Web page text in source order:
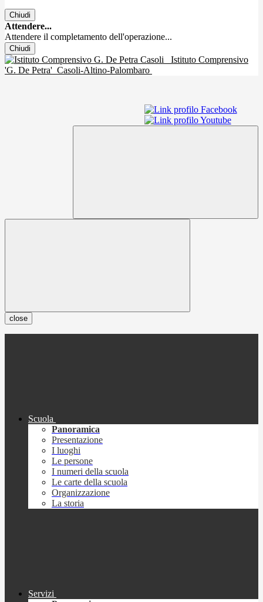
Chiudi
Attendere...
Attendere il completamento dell'operazione...
Chiudi
Istituto Comprensivo
'G. De Petra' Casoli-Altino-Palombaro
close
Scuola
Panoramica
Presentazione
I luoghi
Le persone
I numeri della scuola
Le carte della scuola
Organizzazione
La storia
Servizi